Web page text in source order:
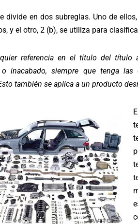
divide en dos subreglas. Uno de
y el otro, 2 (b), se utiliza para
referencia en el título del título
inacabado, siempre que tenga
también se aplica a un producto